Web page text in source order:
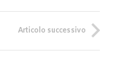
Articolo successivo